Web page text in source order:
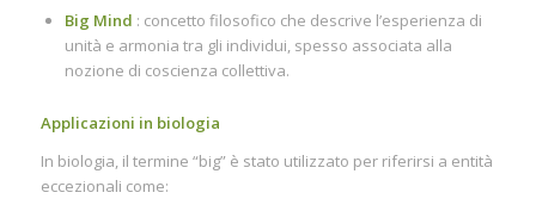
Big Mind : concetto filosofico che descrive l’esperienza di
unità e armonia tra gli individui, spesso associata alla
nozione di coscienza collettiva.
Applicazioni in biologia
In biologia, il termine “big” è stato utilizzato per riferirsi a entità
eccezionali come: